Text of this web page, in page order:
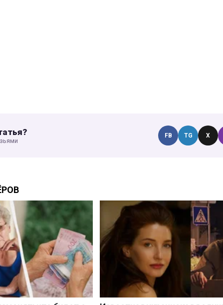
FB TG X